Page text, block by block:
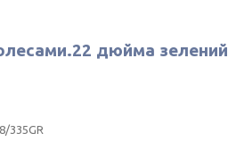
дюйма зелений
335GR